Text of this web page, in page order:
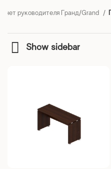
руководителя Гранд/Grand
Show sidebar